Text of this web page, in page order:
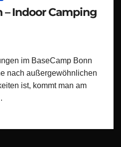
Indoor Camping
im BaseCamp Bonn
nach außergewöhnlichen
ist, kommt man am